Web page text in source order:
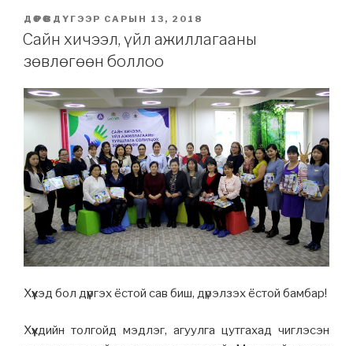
POSTED
ON
ДӨРӨВДҮГЭЭР САРЫН 13, 2018
Сайн хичээл, үйл ажиллагааны
зөвлөгөөн боллоо
Хүүхэд бол дүүргэх ёстой сав биш, дүрэлзэх ёстой бамбар!
Хүүхдийн толгойд мэдлэг, агуулга цутгахад чиглэсэн